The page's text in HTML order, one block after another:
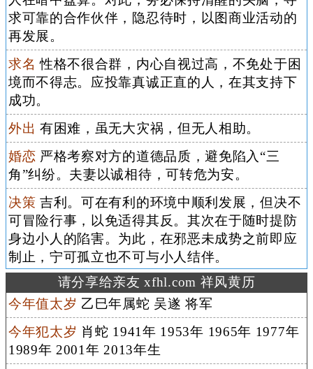
求可靠的合作伙伴，隐忍待时，以图商业活动的
再发展。
求名 性格不很合群，内心自视过高，不免处于困
境而不得志。应投靠真诚正直的人，在其支持下
成功。
外出 有困难，虽无大灾祸，但无人相助。
婚恋 严格考察对方的道德品质，避免陷入“三
角”纠纷。夫妻以诚相待，可转危为安。
决策 吉利。可在有利的环境中顺利发展，但决不
可冒险行事，以免适得其反。其次在于随时提防
身边小人的陷害。为此，在邪恶未成势之前即应
制止，宁可孤立也不可与小人结伴。
请分享给亲友 xfhl.com 祥风黄历
今年值太岁 乙巳年属蛇 吴遂 将军
今年犯太岁 肖蛇 1941年 1953年 1965年 1977年
1989年 2001年 2013年生